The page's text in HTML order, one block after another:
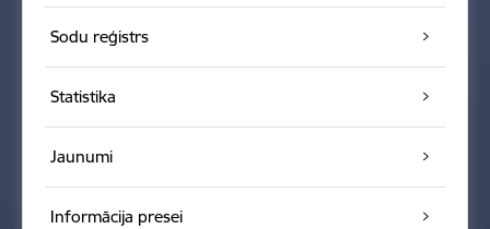
Sodu reģistrs
Statistika
Jaunumi
Informācija presei